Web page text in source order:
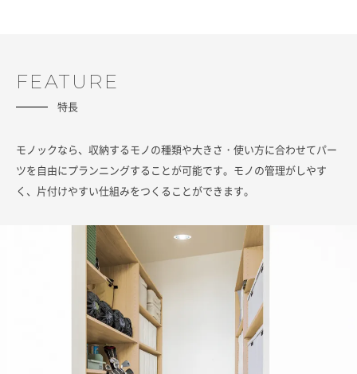
FEATURE
特長
モノックなら、収納するモノの種類や大きさ・使い方に合わせてパー
ツを自由にプランニングすることが可能です。モノの管理がしやす
く、片付けやすい仕組みをつくることができます。